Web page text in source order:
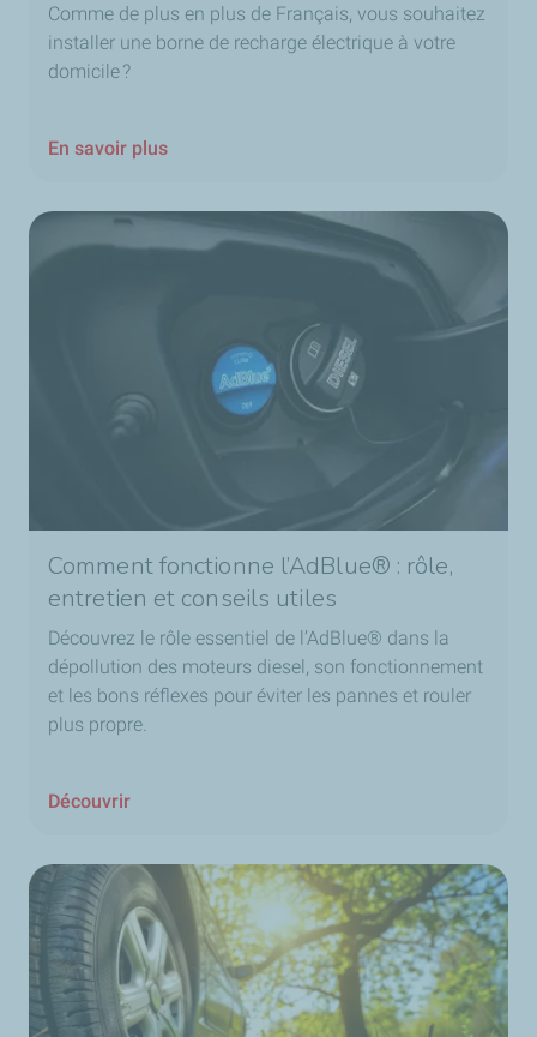
Comme de plus en plus de Français, vous souhaitez
installer une borne de recharge électrique à votre
domicile ?
En savoir plus
Comment fonctionne l’AdBlue® : rôle,
entretien et conseils utiles
Découvrez le rôle essentiel de l’AdBlue® dans la
dépollution des moteurs diesel, son fonctionnement
et les bons réflexes pour éviter les pannes et rouler
plus propre.
Découvrir